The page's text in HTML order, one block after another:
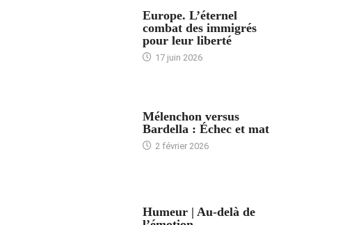
Europe. L’éternel
combat des immigrés
pour leur liberté
17 juin 2026
Mélenchon versus
Bardella : Échec et mat
2 février 2026
Humeur | Au-delà de